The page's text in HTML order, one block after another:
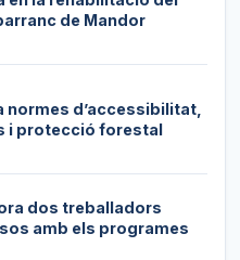
de Mandor
normes d’accessibilitat,
i protecció forestal
dos treballadors
amb els programes